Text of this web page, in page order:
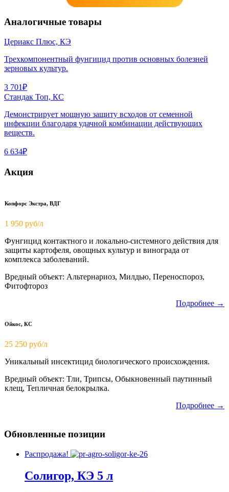
Аналогичные товары
Цериакс Плюс, КЭ
Трехкомпонентный фунгицид против основных болезней
зерновых культур.
3 701₽
Стандак Топ, КС
Демонстрирует мощную защиту всходов от семенной
инфекции благодаря удачной комбинации действующих
веществ.
6 634₽
Акция
Копфорс Экстра, ВДГ
1 950 руб/л
Фунгицид контактного и локально-системного действия для
защиты картофеля, овощных культур и винограда от
комплекса заболеваний.
Вредный объект: Альтернариоз, Милдью, Переноспороз,
Фитофтороз
Подробнее →
Ойкос, КС
25 250 руб/л
Уникальный инсектицид биологического происхождения.
Вредный объект: Тли, Трипсы, Обыкновенный паутинный
клещ, Тепличная белокрылка.
Подробнее →
Обновленные позиции
Распродажа!
Солигор, КЭ 5 л